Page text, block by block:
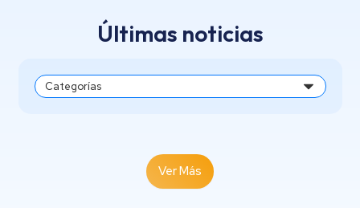
Últimas noticias
Ver Más